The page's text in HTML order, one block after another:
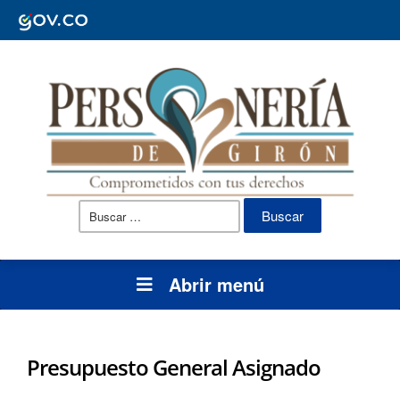
Buscar:
Abrir menú
Presupuesto General Asignado